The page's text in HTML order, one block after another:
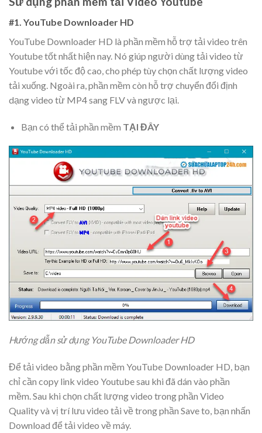
#1. YouTube Downloader HD
YouTube Downloader HD là phần mềm hỗ trợ tải video trên
Youtube tốt nhất hiện nay. Nó giúp người dùng tải video từ
Youtube với tốc độ cao, cho phép tùy chọn chất lượng video
tải xuống. Ngoài ra, phần mềm còn hỗ trợ chuyển đổi định
dạng video từ MP4 sang FLV và ngược lại.
Bạn có thể tải phần mềm TẠI ĐÂY
Hướng dẫn sử dụng YouTube Downloader HD
Để tải video bằng phần mềm YouTube Downloader HD, bạn
chỉ cần copy link video Youtube sau khi đã dán vào phần
mềm. Sau khi chọn chất lượng video trong phần Video
Quality và vị trí lưu video tải về trong phần Save to, bạn nhấn
Download để tải video về máy.